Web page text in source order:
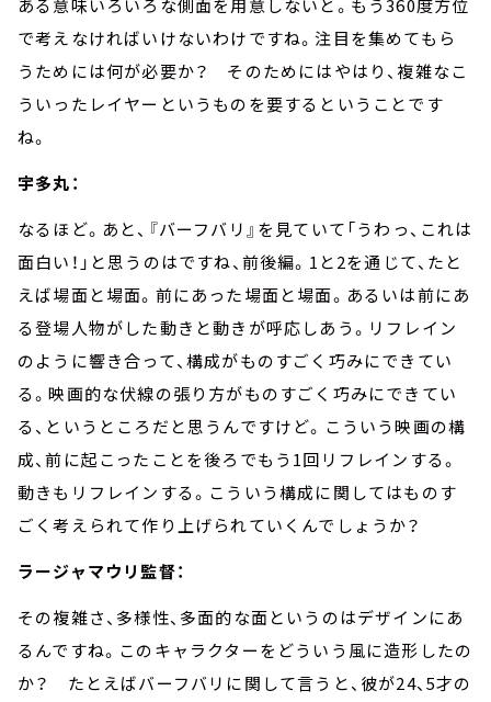
ある意味いろいろな側面を用意しないと。もう360度方位
で考えなければいけないわけですね。注目を集めてもら
うためには何が必要か？ そのためにはやはり、複雑なこ
ういったレイヤーというものを要するということです
ね。
宇多丸：
なるほど。あと、『バーフバリ』を見ていて「うわっ、これは
面白い！」と思うのはですね、前後編。 1 と2を通じて、たと
えば場面と場面。前にあった場面と場面。あるいは前にあ
る登場人物がした動きと動きが呼応しあう。リフレイン
のように響き合って、構成がものすごく巧みにできてい
る。映画的な伏線の張り方がものすごく巧みにできてい
る、というところだと思うんですけど。こういう映画の構
成、前に起こったことを後ろでもう 1回リフレインする。
動きもリフレインする。こういう構成に関してはものす
ごく考えられて作り上げられていくんでしょうか？
ラージャマウリ監督：
その複雑さ、多様性、多面的な面というのはデザインにあ
るんですね。このキャラクターをどういう風に造形したの
か？ たとえばバーフバリに関して言うと、彼が24、5才の